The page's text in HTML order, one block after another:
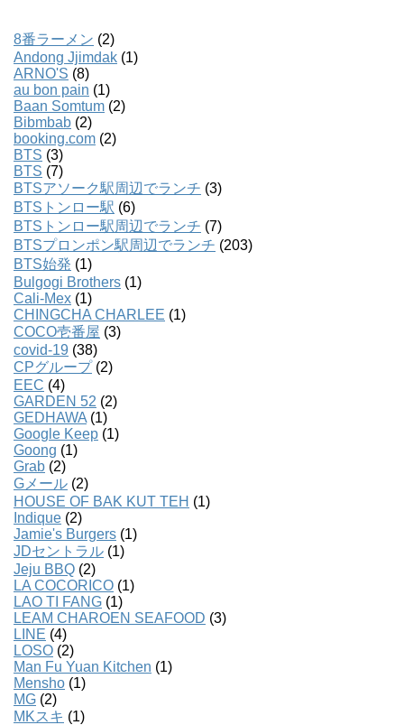
8番ラーメン (2)
Andong Jjimdak (1)
ARNO'S (8)
au bon pain (1)
Baan Somtum (2)
Bibmbab (2)
booking.com (2)
BTS (3)
BTS (7)
BTSアソーク駅周辺でランチ (3)
BTSトンロー駅 (6)
BTSトンロー駅周辺でランチ (7)
BTSプロンポン駅周辺でランチ (203)
BTS始発 (1)
Bulgogi Brothers (1)
Cali-Mex (1)
CHINGCHA CHARLEE (1)
COCO壱番屋 (3)
covid-19 (38)
CPグループ(2)
EEC (4)
GARDEN 52 (2)
GEDHAWA (1)
Google Keep (1)
Goong (1)
Grab (2)
Gメール (2)
HOUSE OF BAK KUT TEH (1)
Indique (2)
Jamie's Burgers (1)
JDセントラル (1)
Jeju BBQ (2)
LA COCORICO (1)
LAO TI FANG (1)
LEAM CHAROEN SEAFOOD (3)
LINE (4)
LOSO (2)
Man Fu Yuan Kitchen (1)
Mensho (1)
MG (2)
MKスキ (1)